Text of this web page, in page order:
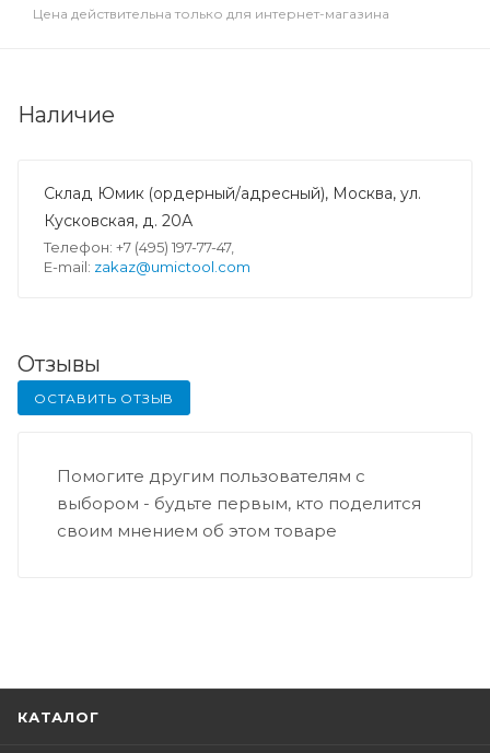
Цена действительна только для интернет-магазина
Наличие
Склад Юмик (ордерный/адресный), Москва, ул.
Кусковская, д. 20А
Телефон: +7 (495) 197-77-47,
E-mail: zakaz@umictool.com
Отзывы
ОСТАВИТЬ ОТЗЫВ
Помогите другим пользователям с
выбором - будьте первым, кто поделится
своим мнением об этом товаре
КАТАЛОГ